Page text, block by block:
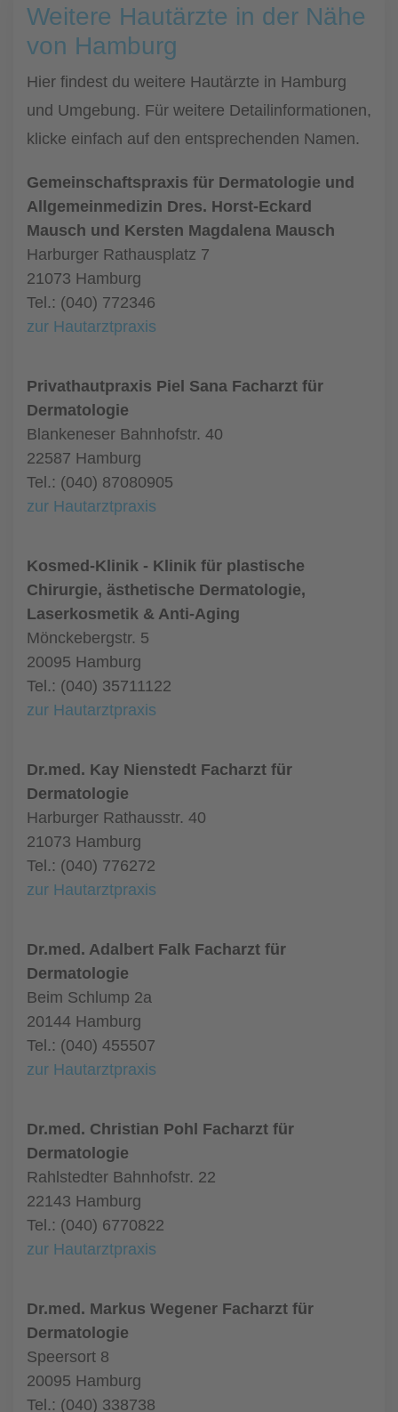
Weitere Hautärzte in der Nähe
von Hamburg
Hier findest du weitere Hautärzte in Hamburg
und Umgebung. Für weitere Detailinformationen,
klicke einfach auf den entsprechenden Namen.
Gemeinschaftspraxis für Dermatologie und
Allgemeinmedizin Dres. Horst-Eckard
Mausch und Kersten Magdalena Mausch
Harburger Rathausplatz 7
21073 Hamburg
Tel.: (040) 772346
zur Hautarztpraxis
Privathautpraxis Piel Sana Facharzt für
Dermatologie
Blankeneser Bahnhofstr. 40
22587 Hamburg
Tel.: (040) 87080905
zur Hautarztpraxis
Kosmed-Klinik - Klinik für plastische
Chirurgie, ästhetische Dermatologie,
Laserkosmetik & Anti-Aging
Mönckebergstr. 5
20095 Hamburg
Tel.: (040) 35711122
zur Hautarztpraxis
Dr.med. Kay Nienstedt Facharzt für
Dermatologie
Harburger Rathausstr. 40
21073 Hamburg
Tel.: (040) 776272
zur Hautarztpraxis
Dr.med. Adalbert Falk Facharzt für
Dermatologie
Beim Schlump 2a
20144 Hamburg
Tel.: (040) 455507
zur Hautarztpraxis
Dr.med. Christian Pohl Facharzt für
Dermatologie
Rahlstedter Bahnhofstr. 22
22143 Hamburg
Tel.: (040) 6770822
zur Hautarztpraxis
Dr.med. Markus Wegener Facharzt für
Dermatologie
Speersort 8
20095 Hamburg
Tel.: (040) 338738